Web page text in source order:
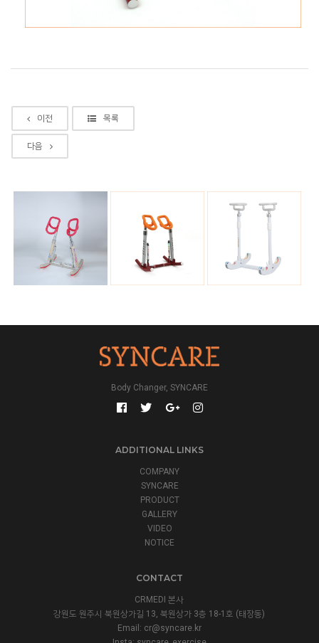
이전 목록
다음
Body Changer, SYNCARE
ADDITIONAL LINKS
COMPANY
SYNCARE
PRODUCT
GALLERY
VIDEO
NOTICE
CONTACT
CRMEDI 본사
강원도 원주시 북원상가길 13, 북원상가 3층 18-1호 (태장동)
Email: cr@syncare.kr